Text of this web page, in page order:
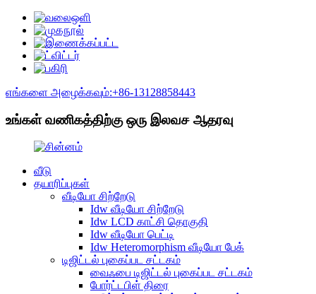
எங்களை அழைக்கவும்:+86-13128858443
உங்கள் வணிகத்திற்கு ஒரு இலவச ஆதரவு
வீடு
தயாரிப்புகள்
வீடியோ சிற்றேடு
Idw வீடியோ சிற்றேடு
Idw LCD காட்சி தொகுதி
Idw வீடியோ பெட்டி
Idw Heteromorphism வீடியோ பேக்
டிஜிட்டல் புகைப்பட சட்டகம்
வைஃபை டிஜிட்டல் புகைப்பட சட்டகம்
போர்ட்டபிள் திரை